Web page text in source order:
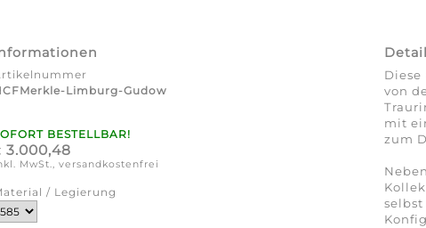
Limburg-Gudow
BESTELLBAR!
3.000,48
MwSt., versandkostenfrei
/ Legierung
von
mit
zum